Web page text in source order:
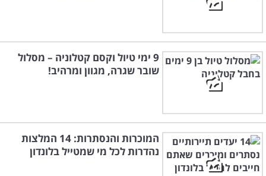
9 ימי טיול וקסם קטלוניה – מסלול
שובר שגרה, מגוון ומרהיב!
המוכרות והנסתרות: 14 המלצות
נהדרות לכל מי שמטייל בלונדון